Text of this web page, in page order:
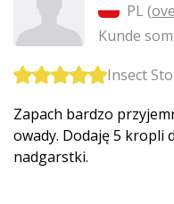
PL (
Kunde
Insect
Zapach bardzo
owady. Dodaję 5 kropli
nadgarstki.